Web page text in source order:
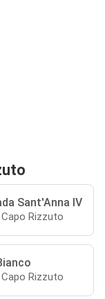
Sant'Anna IV
Rizzuto
Rizzuto